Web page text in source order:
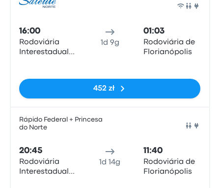
16:00
Rodoviária
Interestadual
1d 9g
01:03
Rodoviária de
Florianópolis
452 zł
Rápido Federal + Princesa
do Norte
20:45
Rodoviária
Interestadual
1d 14g
11:40
Rodoviária de
Florianópolis